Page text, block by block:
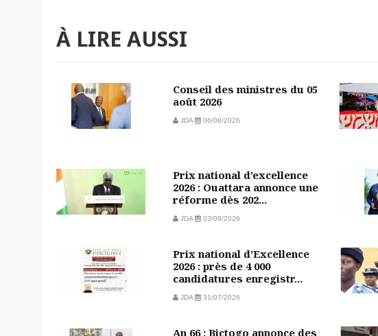
À LIRE AUSSI
Conseil des ministres du 05
août 2026
JDA 06/08/2026
Prix national d’excellence
2026 : Ouattara annonce une
réforme dès 202...
JDA 03/08/2026
Prix national d’Excellence
2026 : près de 4 000
candidatures enregistr...
JDA 31/07/2026
An 66 : Bictogo annonce des